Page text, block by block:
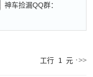
神车捡漏QQ群：
工行 1 元